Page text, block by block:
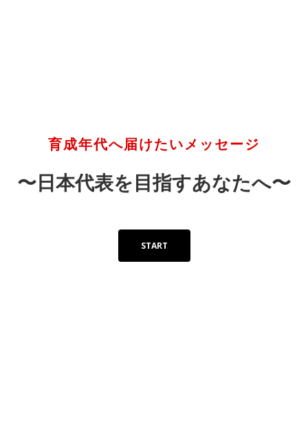
育成年代へ届けたいメッセージ
〜日本代表を目指すあなたへ〜
START